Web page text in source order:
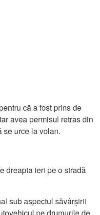
că a fost prins de
avea permisul retras din
se urce la volan.
dreapta ieri pe o stradă
sub aspectul săvârșirii
pe drumurile de